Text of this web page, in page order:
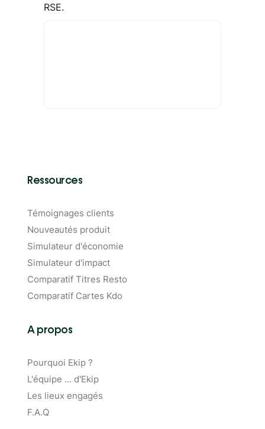
RSE.
Ressources
Témoignages clients
Nouveautés produit
Simulateur d'économie
Simulateur d'impact
Comparatif Titres Resto
Comparatif Cartes Kdo
A propos
Pourquoi Ekip ?
L'équipe ... d'Ekip
Les lieux engagés
F.A.Q